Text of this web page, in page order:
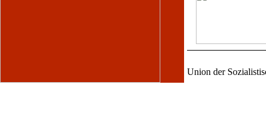
Union der